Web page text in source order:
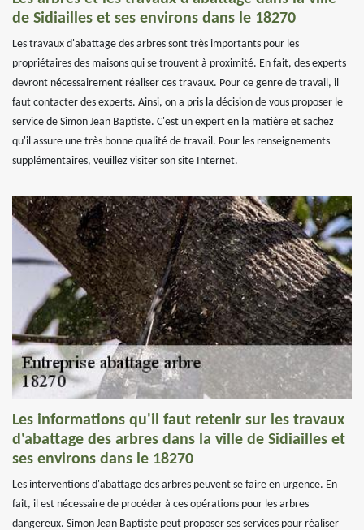
de Sidiailles et ses environs dans le 18270
Les travaux d'abattage des arbres sont très importants pour les
propriétaires des maisons qui se trouvent à proximité. En fait, des experts
devront nécessairement réaliser ces travaux. Pour ce genre de travail, il
faut contacter des experts. Ainsi, on a pris la décision de vous proposer le
service de Simon Jean Baptiste. C'est un expert en la matière et sachez
qu'il assure une très bonne qualité de travail. Pour les renseignements
supplémentaires, veuillez visiter son site Internet.
Les informations qu'il faut retenir sur les travaux
d'abattage des arbres dans la ville de Sidiailles et
ses environs dans le 18270
Les interventions d'abattage des arbres peuvent se faire en urgence. En
fait, il est nécessaire de procéder à ces opérations pour les arbres
dangereux. Simon Jean Baptiste peut proposer ses services pour réaliser